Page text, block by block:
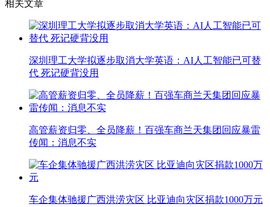
相关文章
深圳理工大学拟逐步取消大学英语：AI人工智能已可替
代 死记硬背没用
高管薪资归零、全员降薪！百强车商兰天集团回应暴雷
传闻：消息不实
车企集体驰援广西洪涝灾区 比亚迪向灾区捐款1000万元